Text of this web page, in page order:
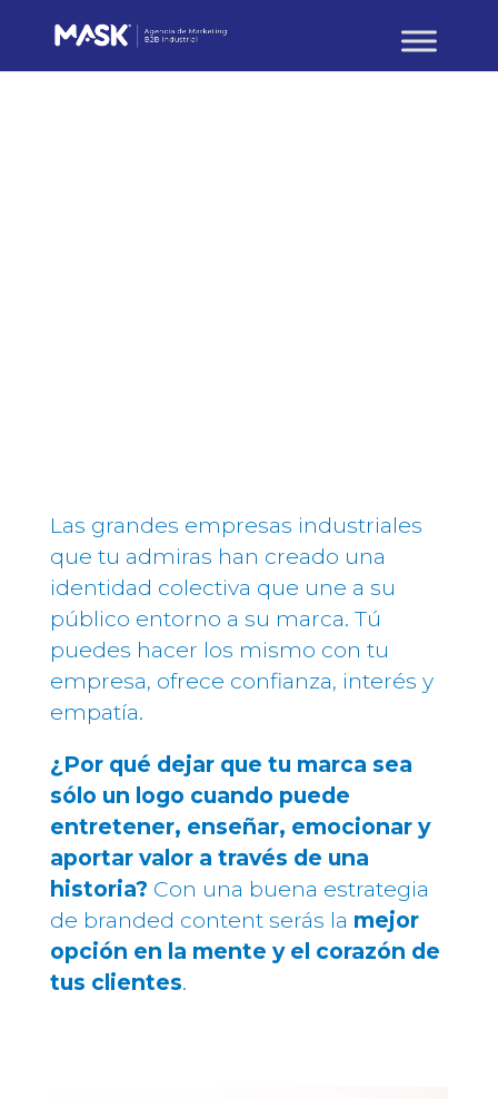
Las grandes empresas industriales
que tu admiras han creado una
identidad colectiva que une a su
público entorno a su marca. Tú
puedes hacer los mismo con tu
empresa, ofrece confianza, interés y
empatía.
¿Por qué dejar que tu marca sea
sólo un logo cuando puede
entretener, enseñar, emocionar y
aportar valor a través de una
historia? Con una buena estrategia
de branded content serás la mejor
opción en la mente y el corazón de
tus clientes.